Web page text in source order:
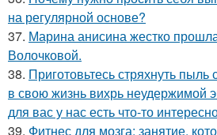
на регулярной основе?
37. Марина анисина жестко
Волочковой.
38. Приготовьтесь стряхнуть пыль
в свою жизнь вихрь неудержимой
для вас у нас есть что-то
39. Фитнес для мозга: занятие,